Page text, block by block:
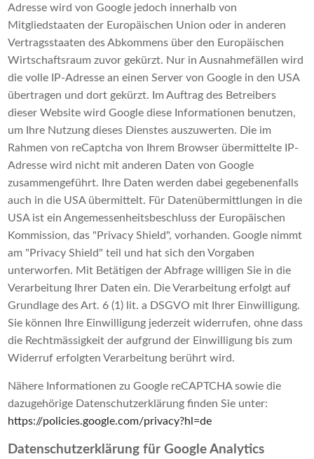
Adresse wird von Google jedoch innerhalb von
Mitgliedstaaten der Europäischen Union oder in anderen
Vertragsstaaten des Abkommens über den Europäischen
Wirtschaftsraum zuvor gekürzt. Nur in Ausnahmefällen wird
die volle IP-Adresse an einen Server von Google in den USA
übertragen und dort gekürzt. Im Auftrag des Betreibers
dieser Website wird Google diese Informationen benutzen,
um Ihre Nutzung dieses Dienstes auszuwerten. Die im
Rahmen von reCaptcha von Ihrem Browser übermittelte IP-
Adresse wird nicht mit anderen Daten von Google
zusammengeführt. Ihre Daten werden dabei gegebenenfalls
auch in die USA übermittelt. Für Datenübermittlungen in die
USA ist ein Angemessenheitsbeschluss der Europäischen
Kommission, das "Privacy Shield", vorhanden. Google nimmt
am "Privacy Shield" teil und hat sich den Vorgaben
unterworfen. Mit Betätigen der Abfrage willigen Sie in die
Verarbeitung Ihrer Daten ein. Die Verarbeitung erfolgt auf
Grundlage des Art. 6 (1) lit. a DSGVO mit Ihrer Einwilligung.
Sie können Ihre Einwilligung jederzeit widerrufen, ohne dass
die Rechtmässigkeit der aufgrund der Einwilligung bis zum
Widerruf erfolgten Verarbeitung berührt wird.
Nähere Informationen zu Google reCAPTCHA sowie die
dazugehörige Datenschutzerklärung finden Sie unter:
https://policies.google.com/privacy?hl=de
Datenschutzerklärung für Google Analytics